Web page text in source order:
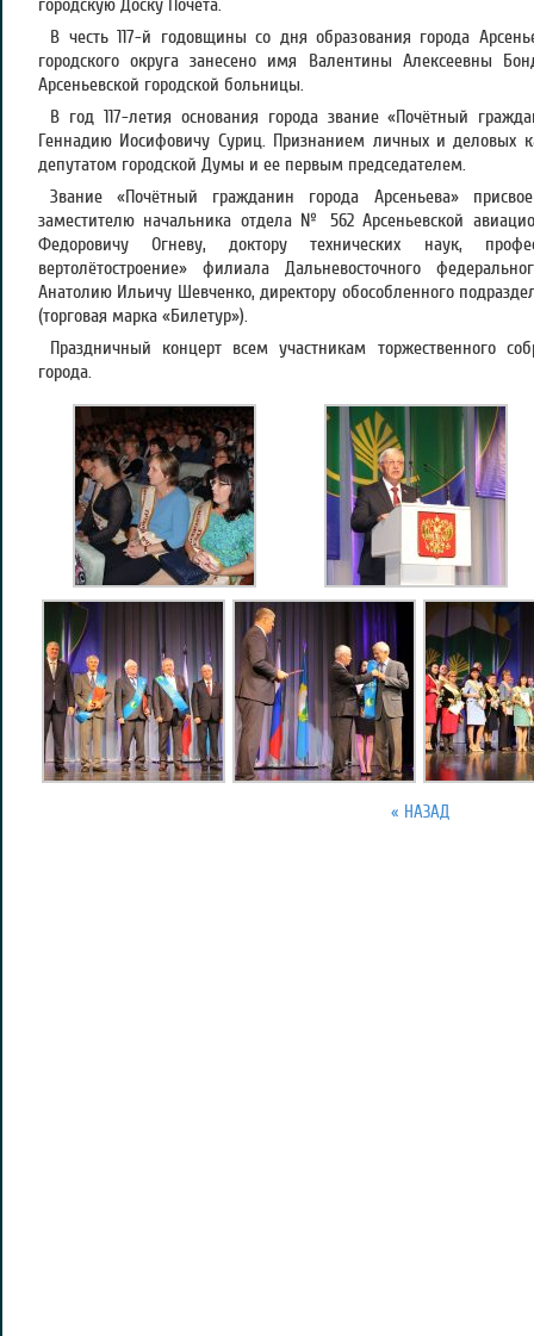
городскую Доску Почета.
В честь 117-й годовщины со дня образования города
городского округа занесено имя Валентины Алексеевны
Арсеньевской городской больницы.
В год 117-летия основания города звание «Почётный
Геннадию Иосифовичу Суриц. Признанием личных и деловых
депутатом городской Думы и ее первым председателем.
Звание «Почётный гражданин города Арсеньева»
заместителю начальника отдела № 562 Арсеньевской
Федоровичу Огневу, доктору технических наук,
вертолётостроение» филиала Дальневосточного
Анатолию Ильичу Шевченко, директору обособленного
(торговая марка «Билетур»).
Праздничный концерт всем участникам торжественного
города.
« НАЗАД